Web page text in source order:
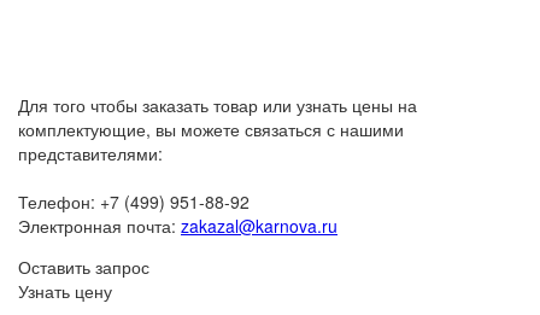
Для того чтобы заказать товар или узнать цены на
комплектующие, вы можете связаться с нашими
представителями:
Телефон: +7 (499) 951-88-92
Электронная почта: zakazal@karnova.ru
Оставить запрос
Узнать цену